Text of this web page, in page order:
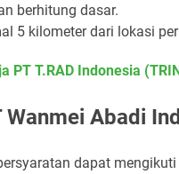
berhitung dasar.
5 kilometer dari lokasi
PT T.RAD Indonesia
Wanmei Abadi
dapat